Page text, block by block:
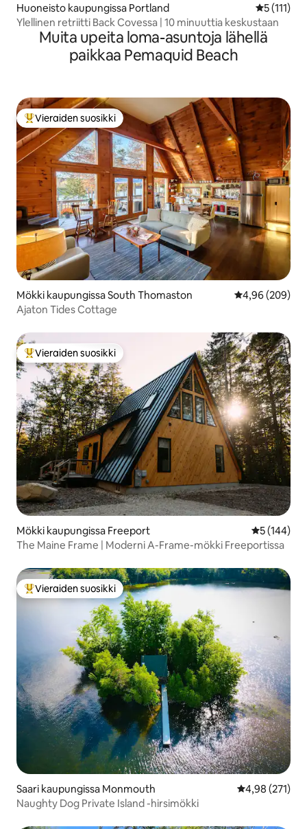
Huoneisto kaupungissa Portland
5 (111)
Ylellinen retriitti Back Covessa | 10 minuuttia keskustaan
Muita upeita loma-asuntoja lähellä
paikkaa Pemaquid Beach
Vieraiden suosikkien parhaimmistoa
Vieraiden suosikki
Mökki kaupungissa South Thomaston
4,96 (209)
Ajaton Tides Cottage
Vieraiden suosikkien parhaimmistoa
Vieraiden suosikki
Mökki kaupungissa Freeport
5 (144)
The Maine Frame | Moderni A-Frame-mökki Freeportissa
Vieraiden suosikkien parhaimmistoa
Vieraiden suosikki
Saari kaupungissa Monmouth
4,98 (271)
Naughty Dog Private Island -hirsimökki